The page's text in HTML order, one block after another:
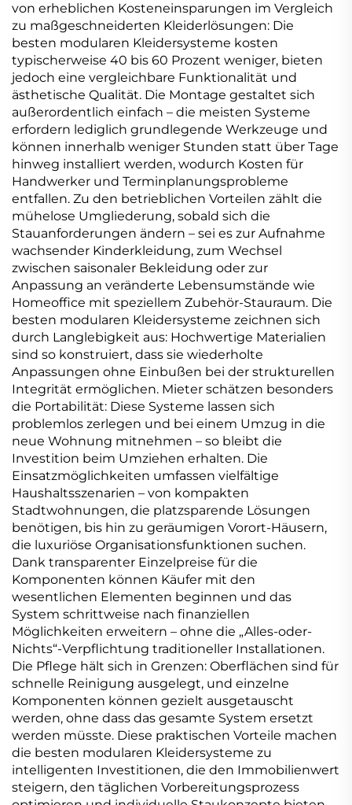
von erheblichen Kosteneinsparungen im Vergleich
zu maßgeschneiderten Kleiderlösungen: Die
besten modularen Kleidersysteme kosten
typischerweise 40 bis 60 Prozent weniger, bieten
jedoch eine vergleichbare Funktionalität und
ästhetische Qualität. Die Montage gestaltet sich
außerordentlich einfach – die meisten Systeme
erfordern lediglich grundlegende Werkzeuge und
können innerhalb weniger Stunden statt über Tage
hinweg installiert werden, wodurch Kosten für
Handwerker und Terminplanungsprobleme
entfallen. Zu den betrieblichen Vorteilen zählt die
mühelose Umgliederung, sobald sich die
Stauanforderungen ändern – sei es zur Aufnahme
wachsender Kinderkleidung, zum Wechsel
zwischen saisonaler Bekleidung oder zur
Anpassung an veränderte Lebensumstände wie
Homeoffice mit speziellem Zubehör-Stauraum. Die
besten modularen Kleidersysteme zeichnen sich
durch Langlebigkeit aus: Hochwertige Materialien
sind so konstruiert, dass sie wiederholte
Anpassungen ohne Einbußen bei der strukturellen
Integrität ermöglichen. Mieter schätzen besonders
die Portabilität: Diese Systeme lassen sich
problemlos zerlegen und bei einem Umzug in die
neue Wohnung mitnehmen – so bleibt die
Investition beim Umziehen erhalten. Die
Einsatzmöglichkeiten umfassen vielfältige
Haushaltsszenarien – von kompakten
Stadtwohnungen, die platzsparende Lösungen
benötigen, bis hin zu geräumigen Vorort-Häusern,
die luxuriöse Organisationsfunktionen suchen.
Dank transparenter Einzelpreise für die
Komponenten können Käufer mit den
wesentlichen Elementen beginnen und das
System schrittweise nach finanziellen
Möglichkeiten erweitern – ohne die „Alles-oder-
Nichts“-Verpflichtung traditioneller Installationen.
Die Pflege hält sich in Grenzen: Oberflächen sind für
schnelle Reinigung ausgelegt, und einzelne
Komponenten können gezielt ausgetauscht
werden, ohne dass das gesamte System ersetzt
werden müsste. Diese praktischen Vorteile machen
die besten modularen Kleidersysteme zu
intelligenten Investitionen, die den Immobilienwert
steigern, den täglichen Vorbereitungsprozess